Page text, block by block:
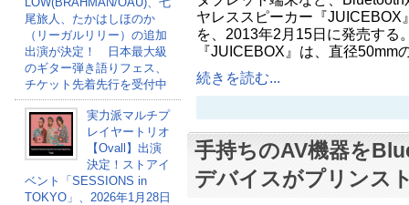
尾旅人、たかはしほのか
（リーガルリリー）の追加
出演が決定！ 日本最大級
のギター弾き語りフェス、
チケット先着先行を受付中
実力派マルチプ
レイヤートリオ
【Ovall】出演
決定！ストアイ
ベント「SESSIONS in
TOKYO」、2026年1月28日
ヤレススピーカー『JUICEBOX
を、2013年2月15日に発売する
『JUICEBOX』は、直径
続きを読む...
手持ちのAV機器を
デバイスがプリンス